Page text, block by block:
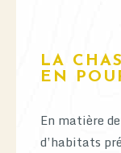
LA
EN
En matière
d’habitats